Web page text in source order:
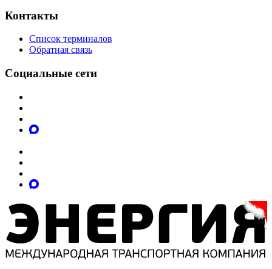
Контакты
Список терминалов
Обратная связь
Социальные сети